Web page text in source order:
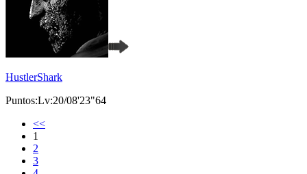
HustlerShark
Puntos:Lv:20/08'23"64
<<
1
2
3